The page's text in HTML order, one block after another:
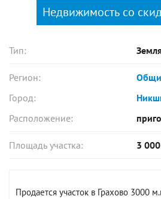
Недвижимость со
Тип:
Регион:
Город:
Расположение:
Площадь участка: 3
Продается участок в Грахово 3000